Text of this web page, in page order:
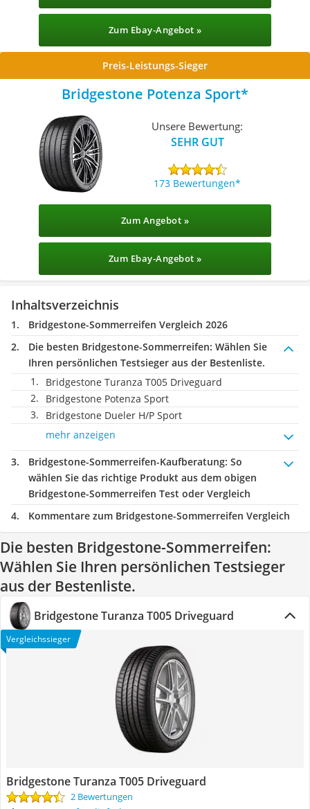
Zum Ebay-Angebot »
Preis-Leistungs-Sieger
Bridgestone ‎Potenza Sport
Unsere Bewertung:
SEHR GUT
173 Bewertungen
Zum Angebot »
Zum Ebay-Angebot »
Inhaltsverzeichnis
Bridgestone-Sommerreifen Vergleich 2026
Die besten Bridgestone-Sommerreifen: Wählen Sie
Ihren persönlichen Testsieger aus der Bestenliste.
Bridgestone Turanza T005 Driveguard
Bridgestone ‎Potenza Sport
Bridgestone Dueler H/P Sport
mehr anzeigen
Bridgestone-Sommerreifen-Kaufberatung: So
wählen Sie das richtige Produkt aus dem obigen
Bridgestone-Sommerreifen Test oder Vergleich
Kommentare zum Bridgestone-Sommerreifen Vergleich
Die besten Bridgestone-Sommerreifen:
Wählen Sie Ihren persönlichen Testsieger
aus der Bestenliste.
Bridgestone Turanza T005 Driveguard
Vergleichssieger
Bridgestone Turanza T005 Driveguard
2 Bewertungen